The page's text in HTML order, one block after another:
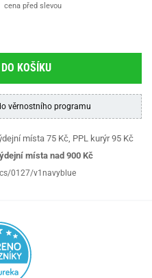
cena před slevou
KOŠÍKU
věrnostního programu
místa 75 Kč, PPL kurýr 95 Kč
místa nad 900 Kč
0127/v1navyblue